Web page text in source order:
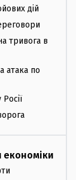
дій
тривога в
атака по
економіки